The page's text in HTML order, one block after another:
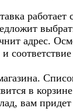
работает
адрес.
в
вам